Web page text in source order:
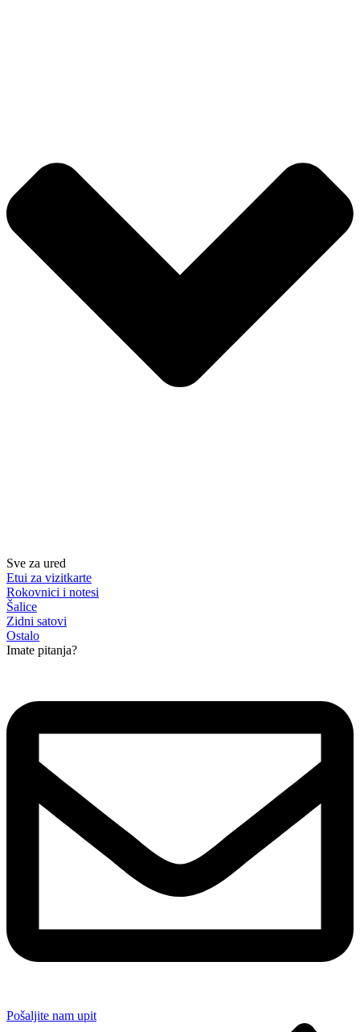
Sve za ured
Etui za vizitkarte
Rokovnici i notesi
Šalice
Zidni satovi
Ostalo
Imate pitanja?
Pošaljite nam upit